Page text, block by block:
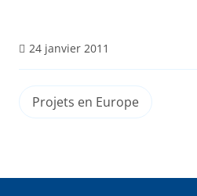
24 janvier 2011
Projets en Europe